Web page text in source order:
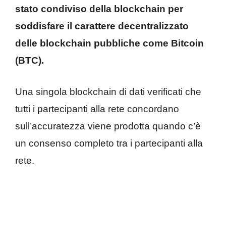
stato condiviso della blockchain per
soddisfare il carattere decentralizzato
delle blockchain pubbliche come Bitcoin
(BTC).
Una singola blockchain di dati verificati che
tutti i partecipanti alla rete concordano
sull’accuratezza viene prodotta quando c’è
un consenso completo tra i partecipanti alla
rete.